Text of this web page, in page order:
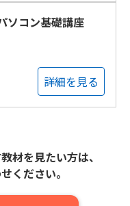
ソコン基礎講座
詳細を見る
材を見たい方は、
ください。